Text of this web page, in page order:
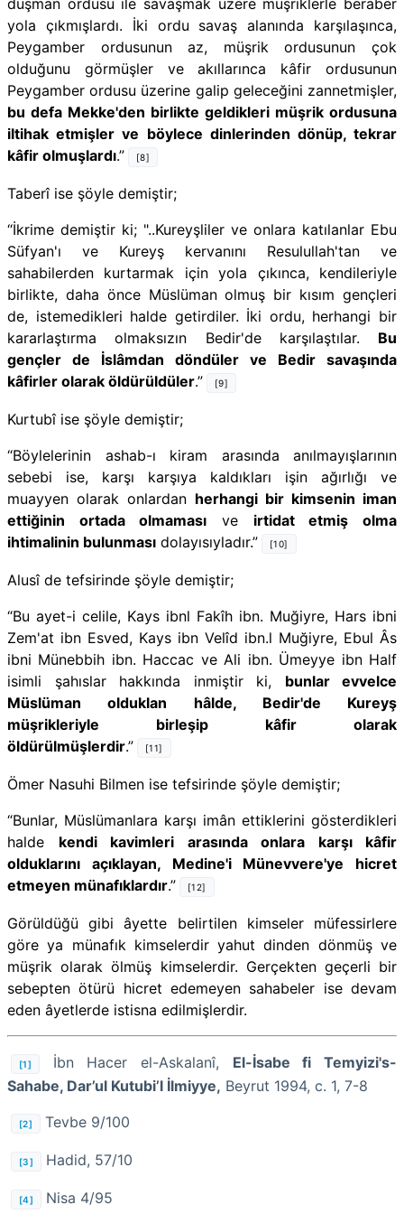
yola çıkmışlardı. İki ordu savaş alanında karşılaşınca,
Peygamber ordusunun az, müşrik ordusunun çok
olduğunu görmüşler ve akıllarınca kâfir ordusunun
Peygamber ordusu üzerine galip geleceğini zannetmişler,
bu defa Mekke'den birlikte geldikleri müşrik ordusuna
iltihak etmişler ve böylece dinlerinden dönüp, tekrar
kâfir olmuşlardı.” [8]
Taberî ise şöyle demiştir;
“İkrime demiştir ki; "..Kureyşliler ve onlara katılanlar Ebu
Süfyan'ı ve Kureyş kervanını Resulullah'tan ve
sahabilerden kurtarmak için yola çıkınca, kendileriyle
birlikte, daha önce Müslüman olmuş bir kısım gençleri
de, istemedikleri halde getirdiler. İki ordu, herhangi bir
kararlaştırma olmaksızın Bedir'de karşılaştılar. Bu
gençler de İslâmdan döndüler ve Bedir savaşında
kâfirler olarak öldürüldüler.” [9]
Kurtubî ise şöyle demiştir;
“Böylelerinin ashab-ı kiram arasında anılmayışlarının
sebebi ise, karşı kar­şıya kaldıkları işin ağırlığı ve
muayyen olarak onlardan herhangi bir kimse­nin iman
ettiğinin ortada olmaması ve irtidat etmiş olma
ihtimalinin bulun­ması dolayısıyladır.” [10]
Alusî de tefsirinde şöyle demiştir;
“Bu ayet-i celile, Kays ibnl Fakîh ibn. Muğiyre, Hars ibni
Zem'at ibn Esved, Kays ibn Velîd ibn.l Muğiyre, Ebul Âs
ibni Münebbih ibn. Haccac ve Ali ibn. Ümeyye ibn Half
isimli şahıslar hakkında inmiştir ki, bunlar evvelce
Müslüman olduklan hâlde, Bedir'de Kureyş
müşrikleriyle birleşip kâfir olarak
öldürülmüşlerdir.” [11]
Ömer Nasuhi Bilmen ise tefsirinde şöyle demiştir;
“Bunlar, Müslümanlara karşı imân ettiklerini gösterdikleri
halde kendi kavimleri arasında onlara karşı kâfir
olduklarını açıklayan, Medine'i Münevvere'ye hicret
etmeyen münafıklardır.” [12]
Görüldüğü gibi âyette belirtilen kimseler müfessirlere
göre ya münafık kimselerdir yahut dinden dönmüş ve
müşrik olarak ölmüş kimselerdir. Gerçekten geçerli bir
sebepten ötürü hicret edemeyen sahabeler ise devam
eden âyetlerde istisna edilmişlerdir.
[1] İbn Hacer el-Askalanî, El-İsabe fi Temyizi's-
Sahabe, Dar’ul Kutubi’l İlmiyye, Beyrut 1994, c. 1, 7-8
[2] Tevbe 9/100
[3] Hadid, 57/10
[4] Nisa 4/95